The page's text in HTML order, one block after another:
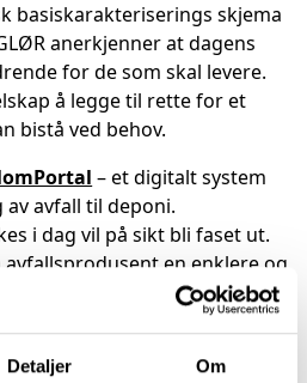
Detaljer Om
basiskarakteriserings skjema
anerkjenner at dagens
for de som skal levere.
å legge til rette for et
bistå ved behov.
– et digitalt system
avfall til deponi.
i dag vil på sikt bli faset ut.
en enklere og